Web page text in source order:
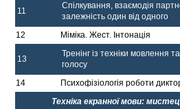
11
Спілкування, взаємодія
залежність один від одного
12 Міміка. Жест. Інтонація
13
Тренінг із техніки мовлення
голосу
14 Психофізіологія роботи
Техніка екранної мови: